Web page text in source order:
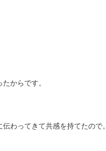
からです。
わってきて共感を持てたので。